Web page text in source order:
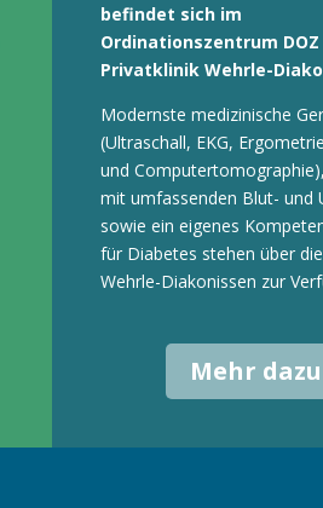
befindet sich im
Ordinationszentrum
Privatklinik Wehrle-
Modernste medizinische
(Ultraschall, EKG,
und
mit umfassenden Blut- und
sowie ein eigenes
für Diabetes stehen über
Wehrle-Diakonissen zur
Mehr dazu